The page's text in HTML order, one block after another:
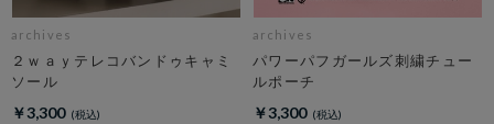
archives
２ｗａｙテレコバンドゥキャミ
ソール
￥3,300
archives
パワーパフガールズ刺繍チュー
ルポーチ
￥3,300